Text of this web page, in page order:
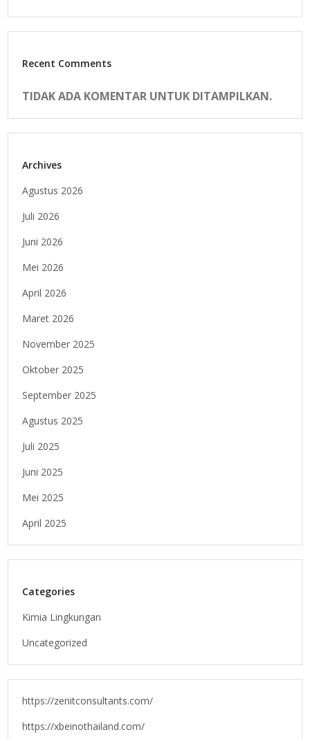
Recent Comments
TIDAK ADA KOMENTAR UNTUK DITAMPILKAN.
Archives
Agustus 2026
Juli 2026
Juni 2026
Mei 2026
April 2026
Maret 2026
November 2025
Oktober 2025
September 2025
Agustus 2025
Juli 2025
Juni 2025
Mei 2025
April 2025
Categories
Kimia Lingkungan
Uncategorized
https://zenitconsultants.com/
https://xbeinothailand.com/